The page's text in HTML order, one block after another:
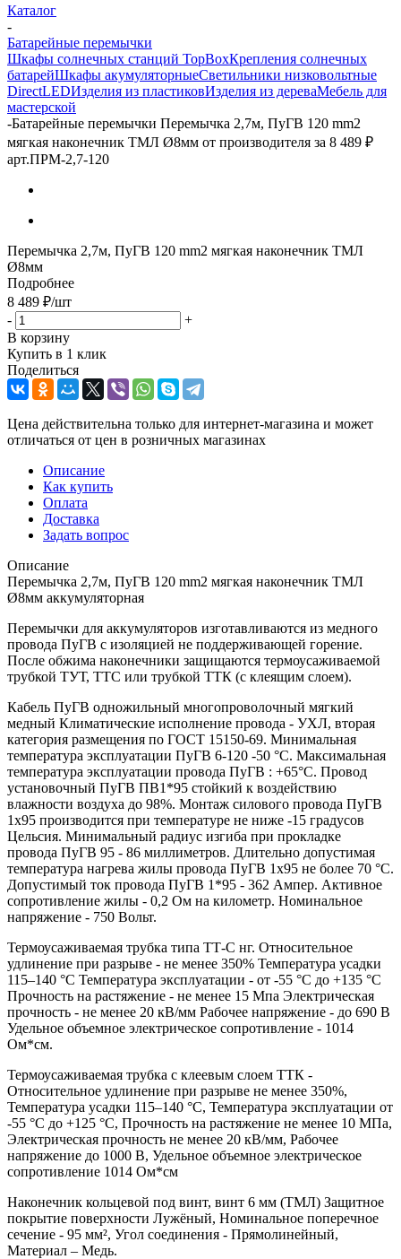
Каталог
-
Батарейные перемычки
Шкафы солнечных станций TopBoxКрепления солнечных
батарейШкафы акумуляторныеСветильники низковольтные
DirectLEDИзделия из пластиковИзделия из дереваМебель для
мастерской
-Батарейные перемычки Перемычка 2,7м, ПуГВ 120 mm2
мягкая наконечник ТМЛ Ø8мм от производителя за 8 489 ₽
арт.ПРМ-2,7-120
Перемычка 2,7м, ПуГВ 120 mm2 мягкая наконечник ТМЛ
Ø8мм
Подробнее
8 489 ₽/шт
-
+
В корзину
Купить в 1 клик
Поделиться
Цена действительна только для интернет-магазина и может
отличаться от цен в розничных магазинах
Описание
Как купить
Оплата
Доставка
Задать вопрос
Описание
Перемычка 2,7м, ПуГВ 120 mm2 мягкая наконечник ТМЛ
Ø8мм аккумуляторная
Перемычки для аккумуляторов изготавливаются из медного
провода ПуГВ с изоляцией не поддерживающей горение.
После обжима наконечники защищаются термоусаживаемой
трубкой ТУТ, ТТС или трубкой ТТК (с клеящим слоем).
Кабель ПуГВ одножильный многопроволочный мягкий
медный Климатические исполнение провода - УХЛ, вторая
категория размещения по ГОСТ 15150-69. Минимальная
температура эксплуатации ПуГВ 6-120 -50 °С. Максимальная
температура эксплуатации провода ПуГВ : +65°С. Провод
установочный ПуГВ ПВ1*95 стойкий к воздействию
влажности воздуха до 98%. Монтаж силового провода ПуГВ
1х95 производится при температуре не ниже -15 градусов
Цельсия. Минимальный радиус изгиба при прокладке
провода ПуГВ 95 - 86 миллиметров. Длительно допустимая
температура нагрева жилы провода ПуГВ 1х95 не более 70 °С.
Допустимый ток провода ПуГВ 1*95 - 362 Ампер. Активное
сопротивление жилы - 0,2 Ом на километр. Номинальное
напряжение - 750 Вольт.
Термоусаживаемая трубка типа ТТ-С нг. Относительное
удлинение при разрыве - не менее 350% Температура усадки
115–140 °C Температура эксплуатации - от -55 °C до +135 °C
Прочность на растяжение - не менее 15 Мпа Электрическая
прочность - не менее 20 кВ/мм Рабочее напряжение - до 690 В
Удельное объемное электрическое сопротивление - 1014
Ом*см.
Термоусаживаемая трубка с клеевым слоем ТТК -
Относительное удлинение при разрыве не менее 350%,
Температура усадки 115–140 °C, Температура эксплуатации от
-55 °C до +125 °C, Прочность на растяжение не менее 10 МПа,
Электрическая прочность не менее 20 кВ/мм, Рабочее
напряжение до 1000 В, Удельное объемное электрическое
сопротивление 1014 Ом*см
Наконечник кольцевой под винт, винт 6 мм (ТМЛ) Защитное
покрытие поверхности Лужёный, Номинальное поперечное
сечение - 95 мм², Угол соединения - Прямолинейный,
Материал – Медь.